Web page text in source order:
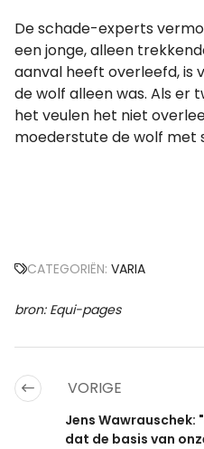
De schade-experts
een jonge, alleen
aanval heeft overleefd, is
de wolf alleen was. Als er
het veulen het niet
moederstute de wolf met
CATEGORIËN: VARIA
bron: Equi-pages
VORIGE
Jens Wawrauschek:
dat de basis van